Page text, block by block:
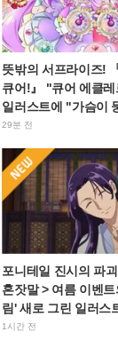
뜻밖의 서프라이즈!
큐어!』 "큐어 에클레
일러스트에 "가슴이
"제작진의 사랑이 느
29분 전
포니테일 진시의 파
혼잣말 > 여름 이벤
림' 새로 그린 일러스
장 멎을 뻔", "벽화로
1시간 전